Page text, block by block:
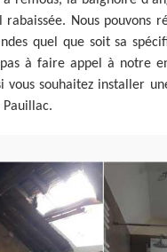
rabaissée. Nous pouvons
quel que soit sa
pas à faire appel à notre
vous souhaitez installer
Pauillac.